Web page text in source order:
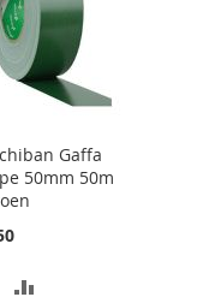
Gaffa
50mm 50m